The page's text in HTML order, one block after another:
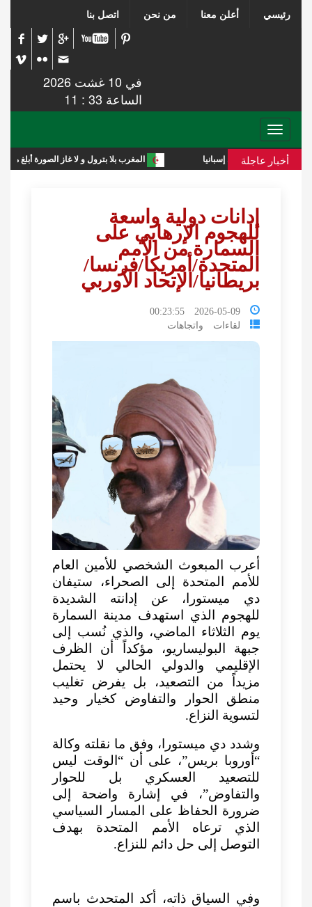
رئيسي أعلن معنا من نحن اتصل بنا
في 10 غشت 2026
الساعة 33 : 11
Toggle
navigation
أخبار عاجلة المغرب بلا بترول و لا غاز الصورة أبلغ من التعليق
إدانات دولية واسعة
للهجوم الإرهابي على
السمارة من الأمم
المتحدة/أمريكا/فرنسا/
بريطانيا/الإتحاد الأوربي
2026-05-09 00:23:55
لقاءات واتجاهات
أعرب المبعوث الشخصي للأمين العام
للأمم المتحدة إلى الصحراء، ستيفان
دي ميستورا، عن إدانته الشديدة
للهجوم الذي استهدف مدينة السمارة
يوم الثلاثاء الماضي، والذي نُسب إلى
جبهة البوليساريو، مؤكداً أن الظرف
الإقليمي والدولي الحالي لا يحتمل
مزيداً من التصعيد، بل يفرض تغليب
منطق الحوار والتفاوض كخيار وحيد
لتسوية النزاع.
وشدد دي ميستورا، وفق ما نقلته وكالة
“أوروبا بريس”، على أن “الوقت ليس
للتصعيد العسكري بل للحوار
والتفاوض”، في إشارة واضحة إلى
ضرورة الحفاظ على المسار السياسي
الذي ترعاه الأمم المتحدة بهدف
التوصل إلى حل دائم للنزاع.
وفي السياق ذاته، أكد المتحدث باسم